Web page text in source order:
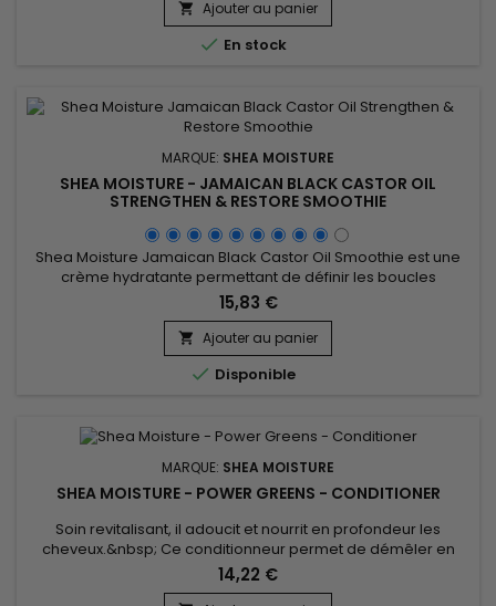
zones abîmées afin de renforcer les mèches fragiles et
cassantes. La présence de glycérol végétal et de huile de...
 Ajouter au panier
 En stock
MARQUE: SHEA MOISTURE
SHEA MOISTURE - JAMAICAN BLACK CASTOR OIL
STRENGTHEN & RESTORE SMOOTHIE
Shea Moisture Jamaican Black Castor Oil Smoothie est une
crème hydratante permettant de définir les boucles
naturelles ou de lisser les cheveux traités
chimiquement. L'huile de Ricin noire nutritive et le beurre de
Karité se fondent dans une formule fortifiante pour restaurer
l'hydratation des cheveux abîmés et cassants et réduire les
frisottis.
15,83 €
 Ajouter au panier
 Disponible
MARQUE: SHEA MOISTURE
SHEA MOISTURE - POWER GREENS - CONDITIONER
Soin revitalisant, il adoucit et nourrit en profondeur les
cheveux.&nbsp; Ce conditionneur permet de démêler en
douceur et d’améliorer la maniabilité. &nbsp;Shea Moisture
Power Greens Conditioner hydrate en profondeur les
14,22 €